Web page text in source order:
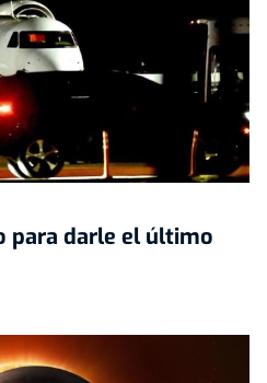
para darle el último